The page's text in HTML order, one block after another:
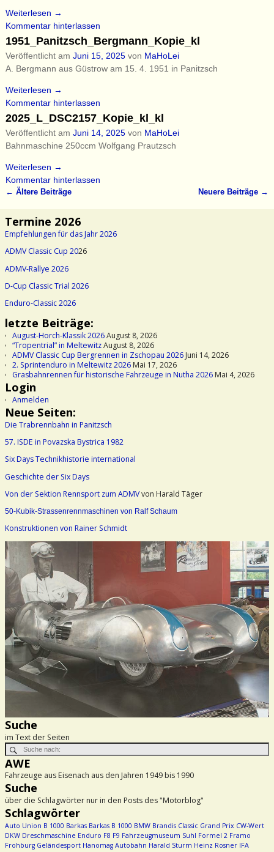
Weiterlesen →
Kommentar hinterlassen
1951_Panitzsch_Bergmann_Kopie_kl
Veröffentlicht am Juni 15, 2025 von MaHoLei
A. Bergmann aus Güstrow am 15. 4. 1951 in Panitzsch
Weiterlesen →
Kommentar hinterlassen
2025_L_DSC2157_Kopie_kl_kl
Veröffentlicht am Juni 14, 2025 von MaHoLei
Bahnmaschine 250ccm Wolfgang Prautzsch
Weiterlesen →
Kommentar hinterlassen
← Ältere Beiträge Neuere Beiträge →
Termine 2026
Empfehlungen für das Jahr 2026
ADMV Classic Cup 2026
ADMV-Rallye 2026
D-Cup Classic Trial 2026
Enduro-Classic 2026
letzte Beiträge:
August-Horch-Klassik 2026August 8, 2026
“Tropentrial” in MeltewitzAugust 8, 2026
ADMV Classic Cup Bergrennen in Zschopau 2026Juni 14, 2026
2. Sprintenduro in Meltewitz 2026Mai 17, 2026
Grasbahnrennen für historische Fahrzeuge in Nutha 2026Mai 4, 2026
Login
Anmelden
Neue Seiten:
Die Trabrennbahn in Panitzsch
57. ISDE in Povazska Bystrica 1982
Six Days Technikhistorie international
Geschichte der Six Days
Von der Sektion Rennsport zum ADMVvon Harald Täger
50-Kubik-Strassenrennmaschinen von Ralf Schaum
Konstruktionen von Rainer Schmidt
Suche
im Text der Seiten
AWE
Fahrzeuge aus Eisenach aus den Jahren 1949 bis 1990
Suche
über die Schlagwörter nur in den Posts des "Motorblog"
Schlagwörter
Auto Union B 1000 Barkas Barkas B 1000 BMW Brandis Classic Grand Prix CW-Wert
DKW Dreschmaschine Enduro F8 F9 Fahrzeugmuseum Suhl Formel 2 Framo
Frohburg Geländesport Hanomag Autobahn Harald Sturm Heinz Rosner IFA